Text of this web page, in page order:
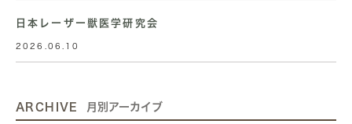
日本レーザー獣医学研究会
2026.06.10
ARCHIVE 月別アーカイブ